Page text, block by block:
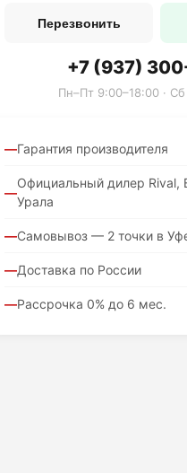
Перезвонить
+7 (937)
Пн–Пт 9:00–18:00 ·
Гарантия производителя
Официальный дилер Rival,
Урала
Самовывоз — 2 точки в
Доставка по России
Рассрочка 0% до 6 мес.